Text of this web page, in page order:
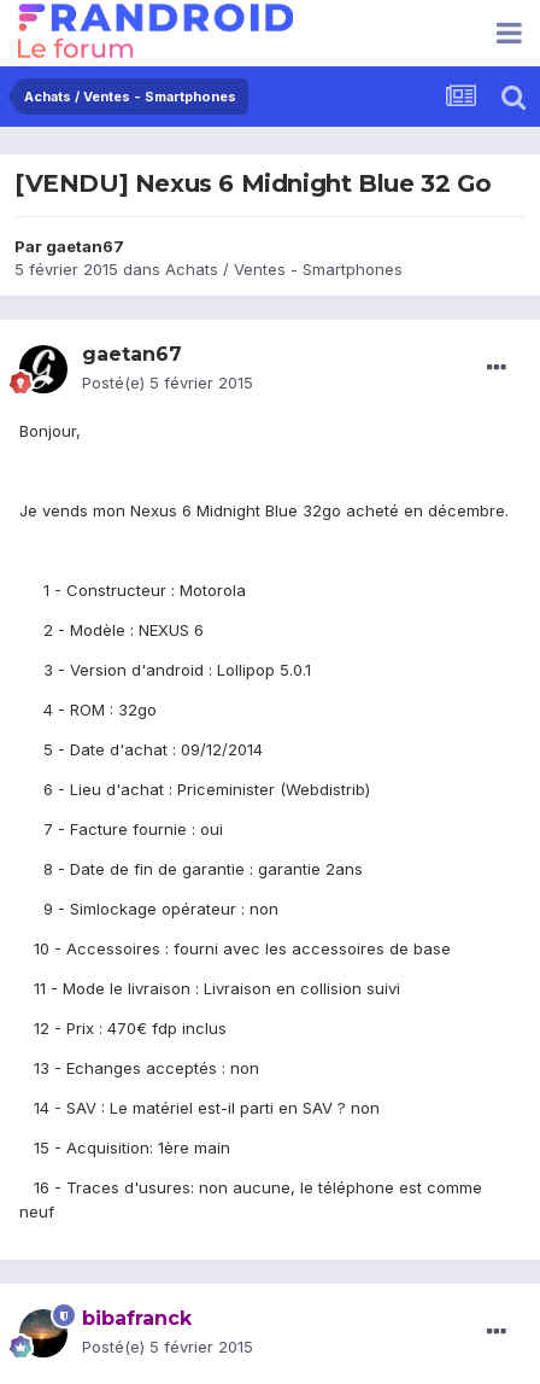
Achats / Ventes - Smartphones
[VENDU] Nexus 6 Midnight Blue 32 Go
Par gaetan67
5 février 2015 dans Achats / Ventes - Smartphones
gaetan67
Posté(e) 5 février 2015
Bonjour,
Je vends mon Nexus 6 Midnight Blue 32go acheté en décembre.
1 - Constructeur : Motorola
2 - Modèle : NEXUS 6
3 - Version d'android : Lollipop 5.0.1
4 - ROM : 32go
5 - Date d'achat : 09/12/2014
6 - Lieu d'achat : Priceminister (Webdistrib)
7 - Facture fournie : oui
8 - Date de fin de garantie : garantie 2ans
9 - Simlockage opérateur : non
10 - Accessoires : fourni avec les accessoires de base
11 - Mode le livraison : Livraison en collision suivi
12 - Prix : 470€ fdp inclus
13 - Echanges acceptés : non
14 - SAV : Le matériel est-il parti en SAV ? non
15 - Acquisition: 1ère main
16 - Traces d'usures: non aucune, le téléphone est comme
neuf
bibafranck
Posté(e) 5 février 2015